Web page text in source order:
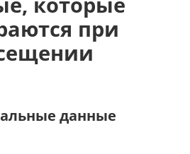
при
данные